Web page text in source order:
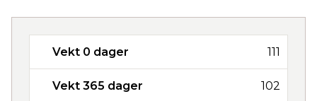
Vekt 0 dager 111
Vekt 365 dager 102